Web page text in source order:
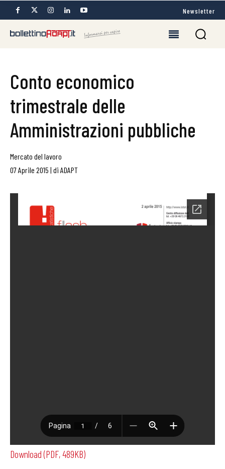
Newsletter
Conto economico
trimestrale delle
Amministrazioni pubbliche
Mercato del lavoro
07 Aprile 2015 | di ADAPT
Download (PDF, 489KB)